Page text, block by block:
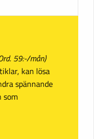
59:-/mån)
kan lösa
spännande
som